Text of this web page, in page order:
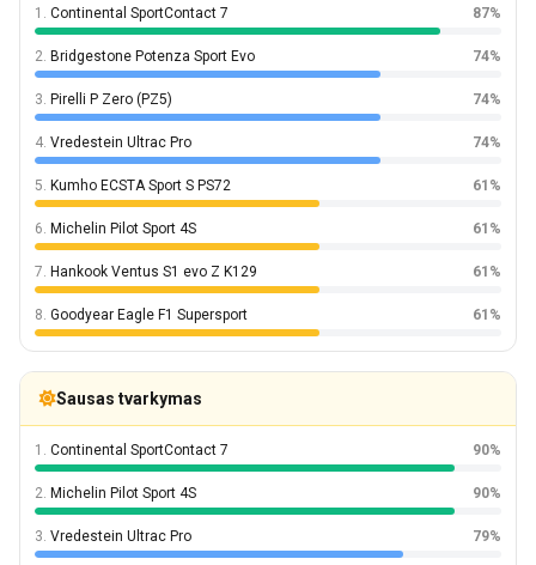
1. Continental SportContact 7 87%
2. Bridgestone Potenza Sport Evo 74%
3. Pirelli P Zero (PZ5) 74%
4. Vredestein Ultrac Pro 74%
5. Kumho ECSTA Sport S PS72 61%
6. Michelin Pilot Sport 4S 61%
7. Hankook Ventus S1 evo Z K129 61%
8. Goodyear Eagle F1 Supersport 61%
Sausas tvarkymas
1. Continental SportContact 7 90%
2. Michelin Pilot Sport 4S 90%
3. Vredestein Ultrac Pro 79%